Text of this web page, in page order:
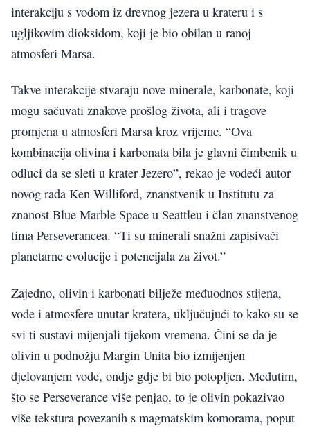
interakciju s vodom iz drevnog jezera u krateru i s
ugljikovim dioksidom, koji je bio obilan u ranoj
atmosferi Marsa.
Takve interakcije stvaraju nove minerale, karbonate, koji
mogu sačuvati znakove prošlog života, ali i tragove
promjena u atmosferi Marsa kroz vrijeme. “Ova
kombinacija olivina i karbonata bila je glavni čimbenik u
odluci da se sleti u krater Jezero”, rekao je vodeći autor
novog rada Ken Williford, znanstvenik u Institutu za
znanost Blue Marble Space u Seattleu i član znanstvenog
tima Perseverancea. “Ti su minerali snažni zapisivači
planetarne evolucije i potencijala za život.”
Zajedno, olivin i karbonati bilježe međuodnos stijena,
vode i atmosfere unutar kratera, uključujući to kako su se
svi ti sustavi mijenjali tijekom vremena. Čini se da je
olivin u podnožju Margin Unita bio izmijenjen
djelovanjem vode, ondje gdje bi bio potopljen. Međutim,
što se Perseverance više penjao, to je olivin pokazivao
više tekstura povezanih s magmatskim komorama, poput